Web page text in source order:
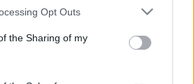
app uses one or more Google
usage behaviour. You may click to
Google and its third-party tags to
specified purposes in below Google
Opt Outs
the Sharing of my
keresés.
még a szagát is érzem. Vagy
csak a mellettem álló